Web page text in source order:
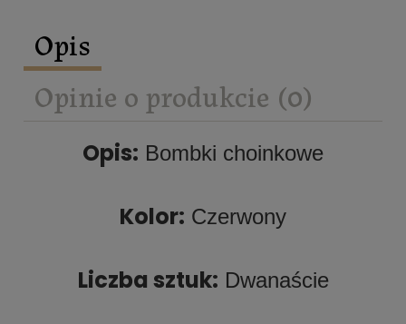
Opis
Opinie o produkcie (0)
Opis: Bombki choinkowe
Kolor: Czerwony
Liczba sztuk: Dwanaście